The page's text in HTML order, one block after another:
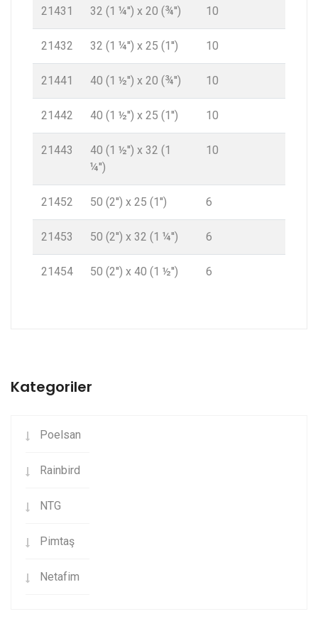
21431 32 (1 ¼'') x 20 (¾'') 10
21432 32 (1 ¼'') x 25 (1'') 10
21441 40 (1 ½'') x 20 (¾'') 10
21442 40 (1 ½'') x 25 (1'') 10
21443
40 (1 ½'') x 32 (1
¼'')
10
21452 50 (2'') x 25 (1'') 6
21453 50 (2'') x 32 (1 ¼'') 6
21454 50 (2'') x 40 (1 ½'') 6
Kategoriler
Poelsan
Rainbird
NTG
Pimtaş
Netafim